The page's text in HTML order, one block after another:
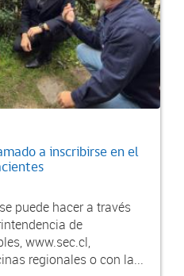
a inscribirse en el
puede hacer a través
de
www.sec.cl,
regionales o con la...